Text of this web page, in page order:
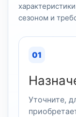
сезоном и
01
Уточните,